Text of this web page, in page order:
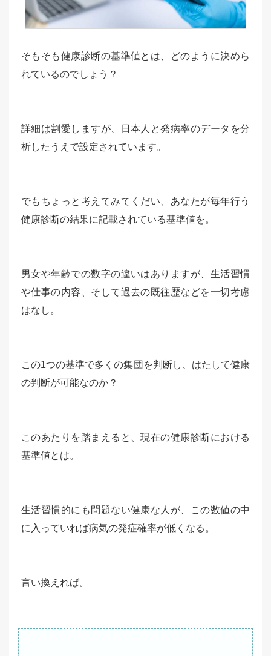
そもそも健康診断の基準値とは、どのように決めら
れているのでしょう？
詳細は割愛しますが、日本人と発病率のデータを分
析したうえで設定されています。
でもちょっと考えてみてくだい、あなたが毎年行う
健康診断の結果に記載されている基準値を。
男女や年齢での数字の違いはありますが、生活習慣
や仕事の内容、そして過去の既往歴などを一切考慮
はなし。
この1つの基準で多くの集団を判断し、はたして健康
の判断が可能なのか？
このあたりを踏まえると、現在の健康診断における
基準値とは。
生活習慣的にも問題ない健康な人が、この数値の中
に入っていれば病気の発症確率が低くなる。
言い換えれば。